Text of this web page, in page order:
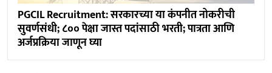
PGCIL Recruitment: सरकारच्या या कंपनीत नोकरीची
सुवर्णसंधी; ८०० पेक्षा जास्त पदांसाठी भरती; पात्रता आणि
अर्जप्रक्रिया जाणून घ्या